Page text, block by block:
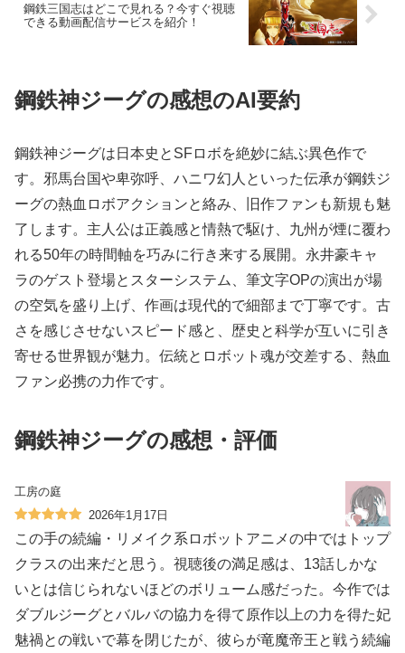
鋼鉄三国志はどこで見れる？今すぐ視聴
できる動画配信サービスを紹介！
鋼鉄神ジーグの感想のAI要約
鋼鉄神ジーグは日本史とSFロボを絶妙に結ぶ異色作で
す。邪馬台国や卑弥呼、ハニワ幻人といった伝承が鋼鉄ジ
ーグの熱血ロボアクションと絡み、旧作ファンも新規も魅
了します。主人公は正義感と情熱で駆け、九州が煙に覆わ
れる50年の時間軸を巧みに行き来する展開。永井豪キャ
ラのゲスト登場とスターシステム、筆文字OPの演出が場
の空気を盛り上げ、作画は現代的で細部まで丁寧です。古
さを感じさせないスピード感と、歴史と科学が互いに引き
寄せる世界観が魅力。伝統とロボット魂が交差する、熱血
ファン必携の力作です。
鋼鉄神ジーグの感想・評価
工房の庭
2026年1月17日
この手の続編・リメイク系ロボットアニメの中ではトップ
クラスの出来だと思う。視聴後の満足感は、13話しかな
いとは信じられないほどのボリューム感だった。今作では
ダブルジーグとバルバの協力を得て原作以上の力を得た妃
魅禍との戦いで幕を閉じたが、彼らが竜魔帝王と戦う続編